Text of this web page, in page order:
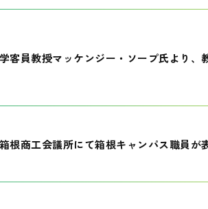
客員教授マッケンジー・ソープ氏より
根商工会議所にて箱根キャンパス職員が